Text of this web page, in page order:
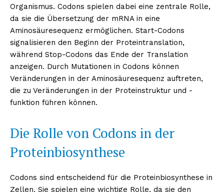
Organismus. Codons spielen dabei eine zentrale Rolle,
da sie die Übersetzung der mRNA in eine
Aminosäuresequenz ermöglichen. Start-Codons
signalisieren den Beginn der Proteintranslation,
während Stop-Codons das Ende der Translation
anzeigen. Durch Mutationen in Codons können
Veränderungen in der Aminosäuresequenz auftreten,
die zu Veränderungen in der Proteinstruktur und -
funktion führen können.
Die Rolle von Codons in der
Proteinbiosynthese
Codons sind entscheidend für die Proteinbiosynthese in
Zellen. Sie spielen eine wichtige Rolle, da sie den